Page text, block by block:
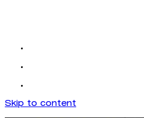
Skip to content